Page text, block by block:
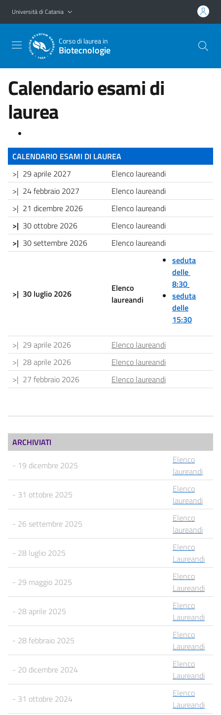
Vai al contenuto principale
Vai al menu di navigazione
Università di Catania
Corso di laurea in
Biotecnologie
Calendario esami di
laurea
CALENDARIO ESAMI DI LAUREA
>| 29 aprile 2027
Elenco laureandi
>| 24 febbraio 2027
Elenco laureandi
>| 21 dicembre 2026
Elenco laureandi
>| 30 ottobre 2026
Elenco laureandi
>| 30 settembre 2026 Elenco laureandi
>| 30 luglio 2026
Elenco
laureandi
seduta
delle
8:30
seduta
delle
15:30
>| 29 aprile 2026
Elenco laureandi
>| 28 aprile 2026
Elenco laureandi
>| 27 febbraio 2026
Elenco laureandi
ARCHIVIATI
- 19 dicembre 2025
Elenco
laureandi
- 31 ottobre 2025
Elenco
laureandi
- 26 settembre 2025
Elenco
laureandi
- 28 luglio 2025
Elenco
Laureandi
- 29 maggio 2025
Elenco
Laureandi
- 28 aprile 2025
Elenco
Laureandi
- 28 febbraio 2025
Elenco
Laureandi
- 20 dicembre 2024
Elenco
Laureandi
- 31 ottobre 2024
Elenco
Laureandi